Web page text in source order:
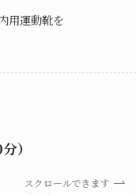
用運動靴を
）
スクロールできます